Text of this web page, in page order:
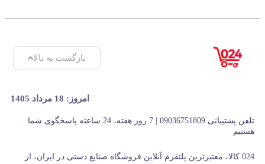
بازگشت به بالا
امروز: 18 مرداد 1405
تلفن پشتیبانی 09036751809 | 7 روز هفته، 24 ساعته پاسخگوی شما
هستیم
024 کالا، معتبرترین پلتفرم آنلاین فروشگاه صنایع دستی در ایران، از